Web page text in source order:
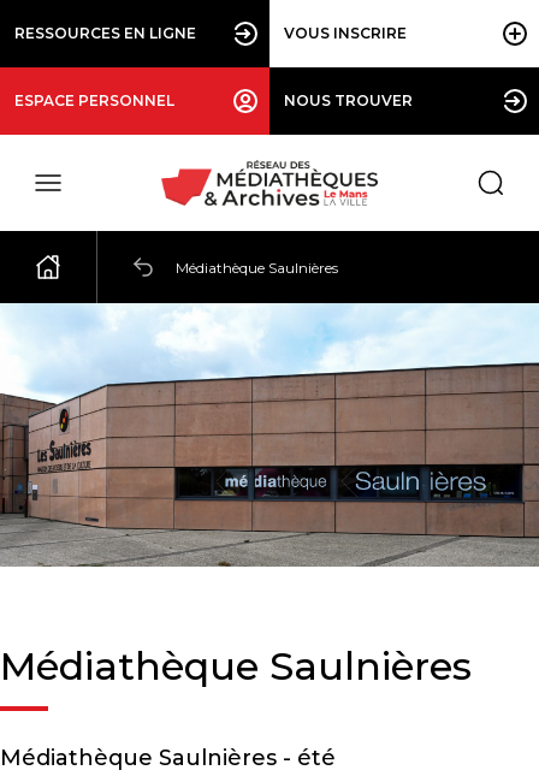
RESSOURCES EN LIGNE VOUS INSCRIRE
ESPACE PERSONNEL NOUS TROUVER
Médiathèque Saulnières
Médiathèque Saulnières
Médiathèque Saulnières - été